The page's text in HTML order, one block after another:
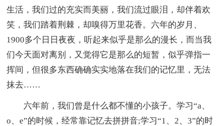
生活，我们过的充实而美丽，我们流过眼泪，却伴着欢
笑，我们踏着荆棘，却嗅得万里花香。六年的岁月、
1900多个日日夜夜，听起来似乎是那么的漫长，而当我
们今天面对离别，又觉得它是那么的短暂，似乎弹指一
挥间，但很多东西确确实实地落在我们的记忆里，无法
抹去……
六年前，我们曾是什么都不懂的小孩子。学习“a、
o、e”的时候，经常靠记忆去拼拼音;学习“1、2、3”的时